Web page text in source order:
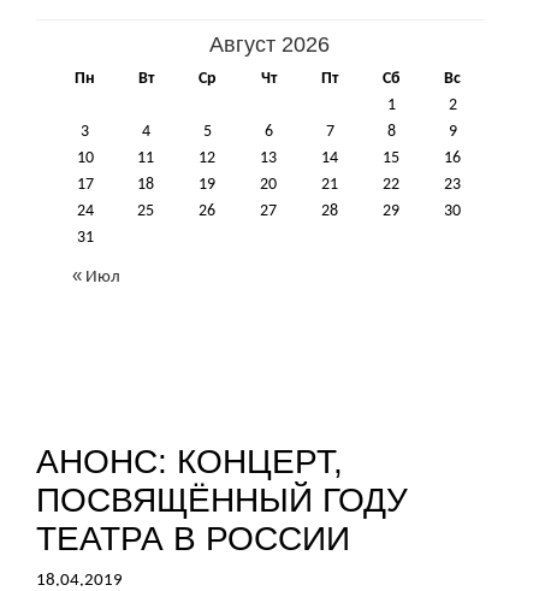
Август 2026
Пн Вт Ср Чт Пт Сб
Вс
1
2
3
4 5 6 7 8
9
10
11 12 13 14 15
16
17
18 19 20 21 22
23
24
25 26 27 28 29
30
31
« Июл
АНОНС: КОНЦЕРТ,
ПОСВЯЩЁННЫЙ ГОДУ
ТЕАТРА В РОССИИ
18.04.2019